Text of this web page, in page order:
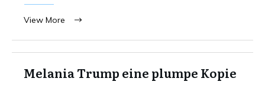
View More
Melania Trump eine plumpe Kopie